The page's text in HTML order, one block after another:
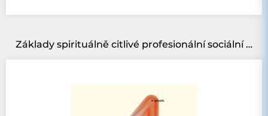
Základy spirituálně citlivé profesionální sociální práce:: Vztah profesionality a spirituality v sociální práci